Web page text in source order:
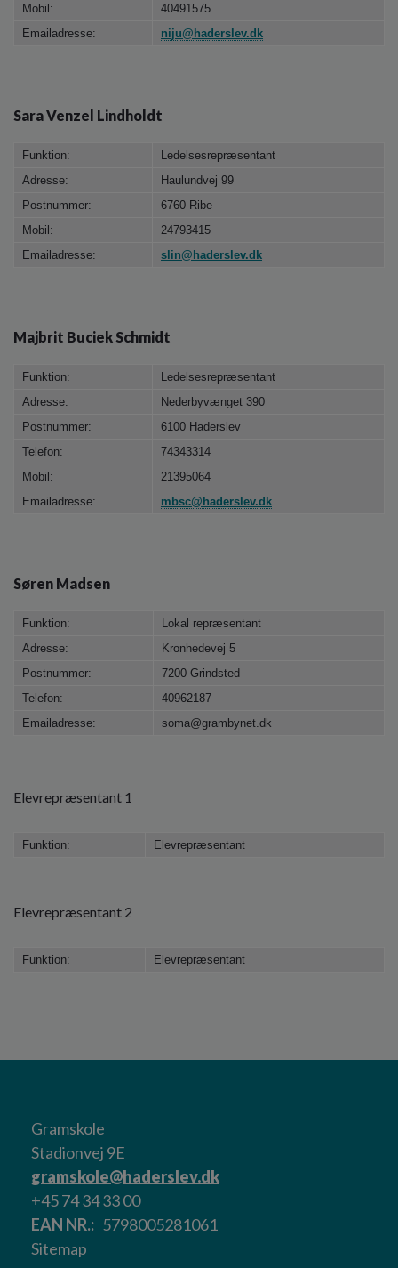
Mobil:
40491575
Emailadresse:
niju@haderslev.dk
Sara Venzel Lindholdt
Funktion:
Ledelsesrepræsentant
Adresse:
Haulundvej 99
Postnummer:
6760 Ribe
Mobil:
24793415
Emailadresse:
slin@haderslev.dk
Majbrit Buciek Schmidt
Funktion:
Ledelsesrepræsentant
Adresse:
Nederbyvænget 390
Postnummer:
6100 Haderslev
Telefon:
74343314
Mobil:
21395064
Emailadresse:
mbsc@haderslev.dk
Søren Madsen
Funktion:
Lokal repræsentant
Adresse:
Kronhedevej 5
Postnummer:
7200 Grindsted
Telefon:
40962187
Emailadresse:
soma@grambynet.dk
Elevrepræsentant 1
Funktion: Elevrepræsentant
Elevrepræsentant 2
Funktion: Elevrepræsentant
Gramskole
Stadionvej 9E
gramskole@haderslev.dk
+45 74 34 33 00
EAN NR.
5798005281061
Sitemap